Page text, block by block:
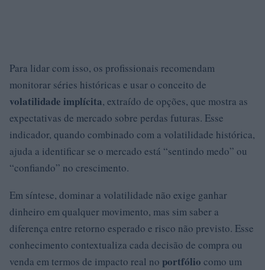
Para lidar com isso, os profissionais recomendam
monitorar séries históricas e usar o conceito de
volatilidade implícita, extraído de opções, que mostra as
expectativas de mercado sobre perdas futuras. Esse
indicador, quando combinado com a volatilidade histórica,
ajuda a identificar se o mercado está “sentindo medo” ou
“confiando” no crescimento.
Em síntese, dominar a volatilidade não exige ganhar
dinheiro em qualquer movimento, mas sim saber a
diferença entre retorno esperado e risco não previsto. Esse
conhecimento contextualiza cada decisão de compra ou
venda em termos de impacto real no portfólio como um